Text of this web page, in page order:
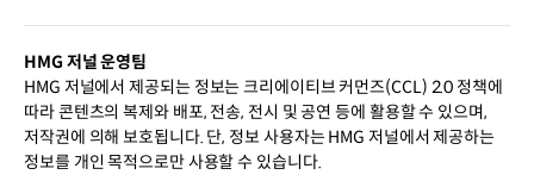
HMG 저널 운영팀
HMG 저널에서 제공되는 정보는 크리에이티브 커먼즈(CCL) 2.0 정책에
따라 콘텐츠의 복제와 배포, 전송, 전시 및 공연 등에 활용할 수 있으며,
저작권에 의해 보호됩니다. 단, 정보 사용자는 HMG 저널에서 제공하는
정보를 개인 목적으로만 사용할 수 있습니다.